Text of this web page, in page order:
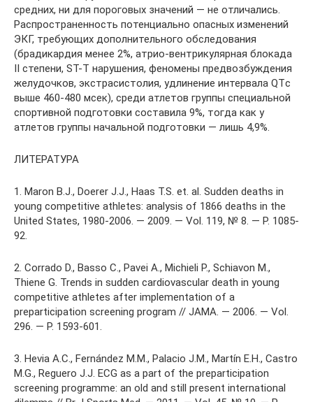
средних, ни для пороговых значений — не отличались.
Распространенность потенциально опасных изменений
ЭКГ, требующих дополнительного обследования
(брадикардия менее 2%, атрио-вентрикулярная блокада
II степени, ST-T нарушения, феномены предвозбуждения
желудочков, экстрасистолия, удлинение интервала QTс
выше 460-480 мсек), среди атлетов группы специальной
спортивной подготовки составила 9%, тогда как у
атлетов группы начальной подготовки — лишь 4,9%.
ЛИТЕРАТУРА
1. Maron B.J., Doerer J.J., Haas T.S. et. al. Sudden deaths in
young competitive athletes: analysis of 1866 deaths in the
United States, 1980-2006. — 2009. — Vol. 119, № 8. — Р. 1085-
92.
2. Corrado D., Basso C., Pavei A., Michieli P., Schiavon M.,
Thiene G. Trends in sudden cardiovascular death in young
competitive athletes after implementation of a
preparticipation screening program // JAMA. — 2006. — Vol.
296. — Р. 1593-601.
3. Hevia A.C., Fernández M.M., Palacio J.M., Martín E.H., Castro
M.G., Reguero J.J. ECG as a part of the preparticipation
screening programme: an old and still present international